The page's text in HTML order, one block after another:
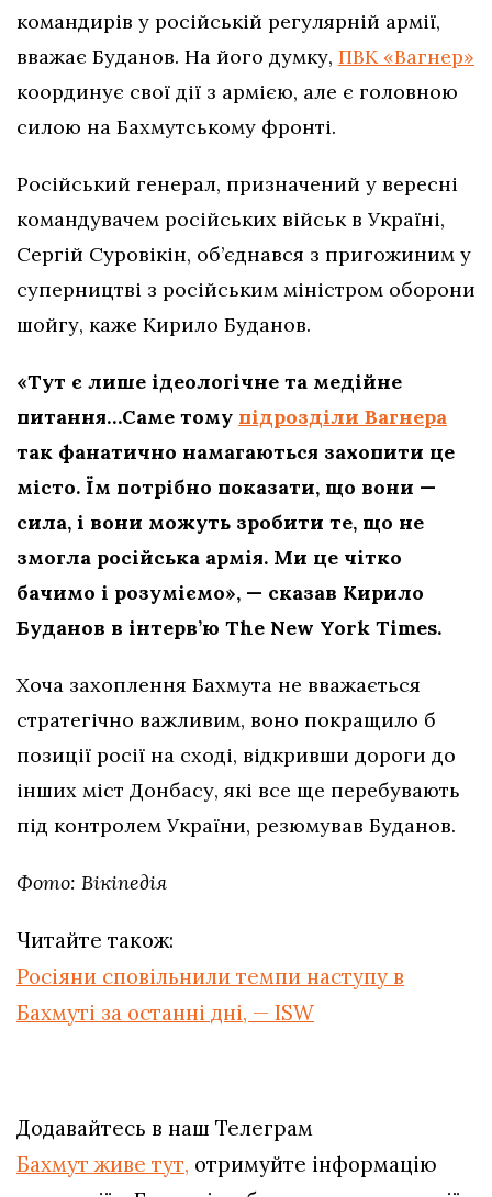
командирів у російській регулярній армії,
вважає Буданов. На його думку, ПВК «Вагнер»
координує свої дії з армією, але є головною
силою на Бахмутському фронті.
Російський генерал, призначений у вересні
командувачем російських військ в Україні,
Сергій Суровікін, об’єднався з пригожиним у
суперництві з російським міністром оборони
шойгу, каже Кирило Буданов.
«Тут є лише ідеологічне та медійне
питання…Саме тому підрозділи Вагнера
так фанатично намагаються захопити це
місто. Їм потрібно показати, що вони —
сила, і вони можуть зробити те, що не
змогла російська армія. Ми це чітко
бачимо і розуміємо», — сказав Кирило
Буданов в інтерв’ю The New York Times.
Хоча захоплення Бахмута не вважається
стратегічно важливим, воно покращило б
позиції росії на сході, відкривши дороги до
інших міст Донбасу, які все ще перебувають
під контролем України, резюмував Буданов.
Фото: Вікіпедія
Читайте також:
Росіяни сповільнили темпи наступу в
Бахмуті за останні дні, — ISW
Додавайтесь в наш Телеграм
Бахмут живе тут, отримуйте інформацію